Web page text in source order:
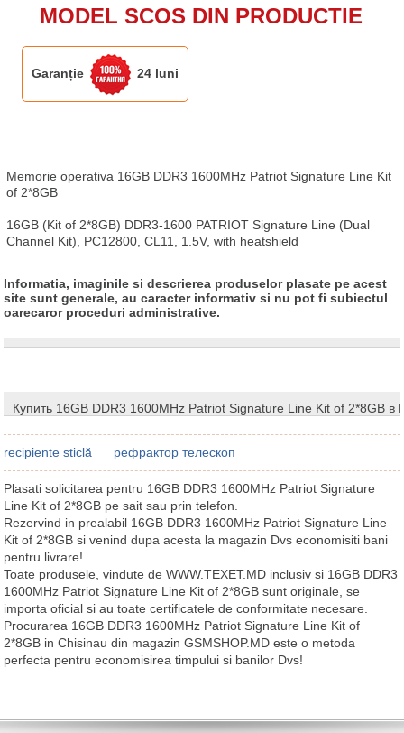
MODEL SCOS DIN PRODUCTIE
Garanție 24 luni
Memorie operativa 16GB DDR3 1600MHz Patriot Signature Line Kit
of 2*8GB
16GB (Kit of 2*8GB) DDR3-1600 PATRIOT Signature Line (Dual
Channel Kit), PC12800, CL11, 1.5V, with heatshield
Informatia, imaginile si descrierea produselor plasate pe acest
site sunt generale, au caracter informativ si nu pot fi subiectul
oarecaror proceduri administrative.
Купить 16GB DDR3 1600MHz Patriot Signature Line Kit of 2*8GB в
recipiente sticlă рефрактор телескоп
Plasati solicitarea pentru 16GB DDR3 1600MHz Patriot Signature
Line Kit of 2*8GB pe sait sau prin telefon.
Rezervind in prealabil 16GB DDR3 1600MHz Patriot Signature Line
Kit of 2*8GB si venind dupa acesta la magazin Dvs economisiti bani
pentru livrare!
Toate produsele, vindute de WWW.TEXET.MD inclusiv si 16GB DDR3
1600MHz Patriot Signature Line Kit of 2*8GB sunt originale, se
importa oficial si au toate certificatele de conformitate necesare.
Procurarea 16GB DDR3 1600MHz Patriot Signature Line Kit of
2*8GB in Chisinau din magazin GSMSHOP.MD este o metoda
perfecta pentru economisirea timpului si banilor Dvs!